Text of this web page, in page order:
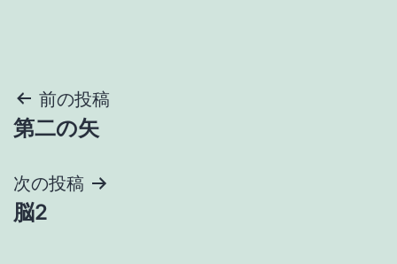
投
稿
ナ
ビ
前の投稿
第二の矢
次の投稿
脳2